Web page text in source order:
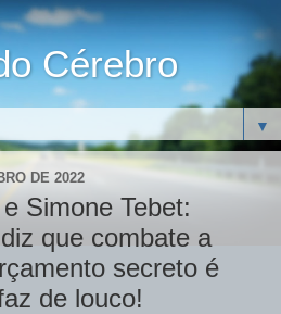
Cérebro
▼
DE 2022
Simone Tebet:
que combate a
secreto é
de louco!